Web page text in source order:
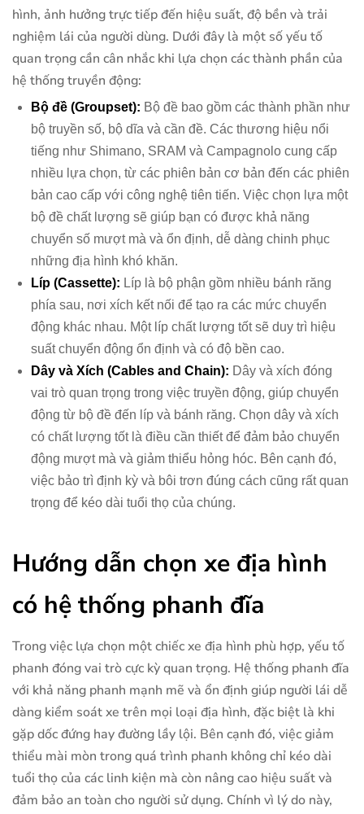
hình, ảnh hưởng trực tiếp đến hiệu suất, độ bền và trải
nghiệm lái của người dùng. Dưới đây là một số yếu tố
quan trọng cần cân nhắc khi lựa chọn các thành phần của
hệ thống truyền động:
Bộ đề (Groupset): Bộ đề bao gồm các thành phần như
bộ truyền số, bộ dĩa và cần đề. Các thương hiệu nổi
tiếng như Shimano, SRAM và Campagnolo cung cấp
nhiều lựa chọn, từ các phiên bản cơ bản đến các phiên
bản cao cấp với công nghệ tiên tiến. Việc chọn lựa một
bộ đề chất lượng sẽ giúp bạn có được khả năng
chuyển số mượt mà và ổn định, dễ dàng chinh phục
những địa hình khó khăn.
Líp (Cassette): Líp là bộ phận gồm nhiều bánh răng
phía sau, nơi xích kết nối để tạo ra các mức chuyển
động khác nhau. Một líp chất lượng tốt sẽ duy trì hiệu
suất chuyển động ổn định và có độ bền cao.
Dây và Xích (Cables and Chain): Dây và xích đóng
vai trò quan trọng trong việc truyền động, giúp chuyển
động từ bộ đề đến líp và bánh răng. Chọn dây và xích
có chất lượng tốt là điều cần thiết để đảm bảo chuyển
động mượt mà và giảm thiểu hỏng hóc. Bên cạnh đó,
việc bảo trì định kỳ và bôi trơn đúng cách cũng rất quan
trọng để kéo dài tuổi thọ của chúng.
Hướng dẫn chọn xe địa hình
có hệ thống phanh đĩa
Trong việc lựa chọn một chiếc xe địa hình phù hợp, yếu tố
phanh đóng vai trò cực kỳ quan trọng. Hệ thống phanh đĩa
với khả năng phanh mạnh mẽ và ổn định giúp người lái dễ
dàng kiểm soát xe trên mọi loại địa hình, đặc biệt là khi
gặp dốc đứng hay đường lầy lội. Bên cạnh đó, việc giảm
thiểu mài mòn trong quá trình phanh không chỉ kéo dài
tuổi thọ của các linh kiện mà còn nâng cao hiệu suất và
đảm bảo an toàn cho người sử dụng. Chính vì lý do này,